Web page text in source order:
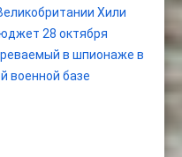
Хили
28 октября
в шпионаже в
военной базе